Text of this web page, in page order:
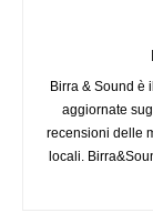
Birra & Sound è
aggiornate
recensioni delle
locali.